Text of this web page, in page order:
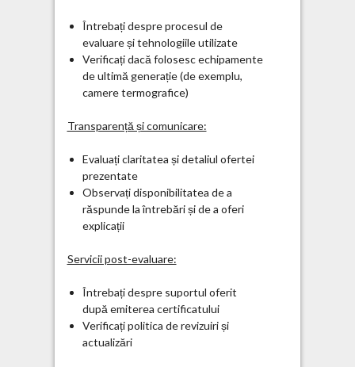
Întrebați despre procesul de
evaluare și tehnologiile utilizate
Verificați dacă folosesc echipamente
de ultimă generație (de exemplu,
camere termografice)
Transparență și comunicare:
Evaluați claritatea și detaliul ofertei
prezentate
Observați disponibilitatea de a
răspunde la întrebări și de a oferi
explicații
Servicii post-evaluare:
Întrebați despre suportul oferit
după emiterea certificatului
Verificați politica de revizuiri și
actualizări